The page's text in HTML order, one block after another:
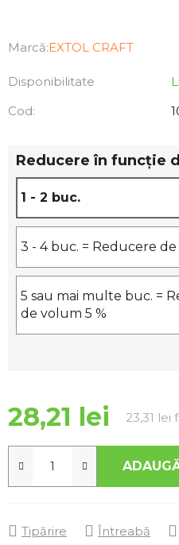
Marcă:EXTOL CRAFT
Disponibilitate
Cod:
Reducere în funcţie
1 - 2 buc.
3 - 4 buc. = Reducere
5 sau mai multe buc. =
de volum 5 %
28,21 lei 23,31 lei
Tipărire Întreabă